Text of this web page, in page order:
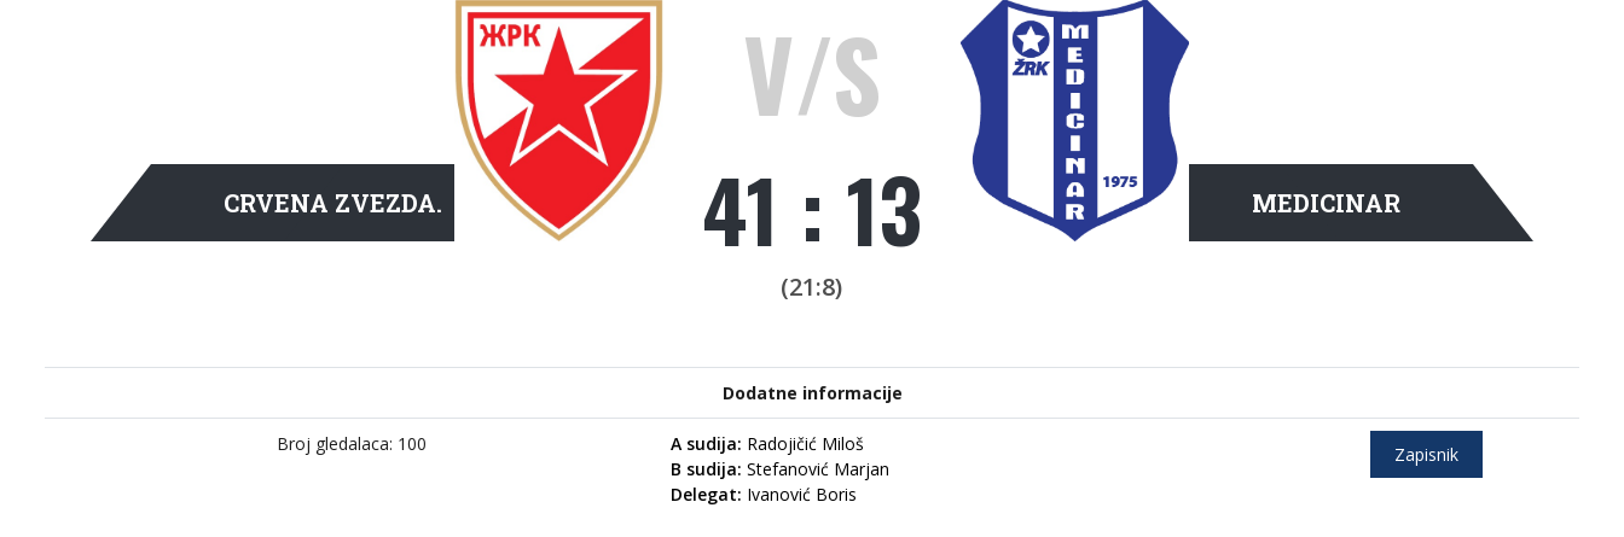
CRVENA ZVEZDA.
V/S
41 : 13
(21:8)
MEDICINAR
Dodatne informacije
Broj gledalaca: 100 A sudija: Radojičić Miloš
B sudija: Stefanović Marjan
Delegat: Ivanović Boris
Zapisnik